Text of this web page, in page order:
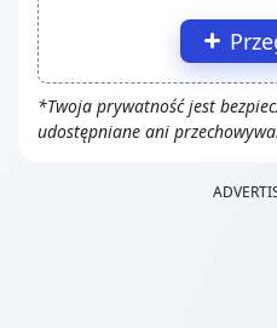
*Twoja prywatność jest
udostępniane ani